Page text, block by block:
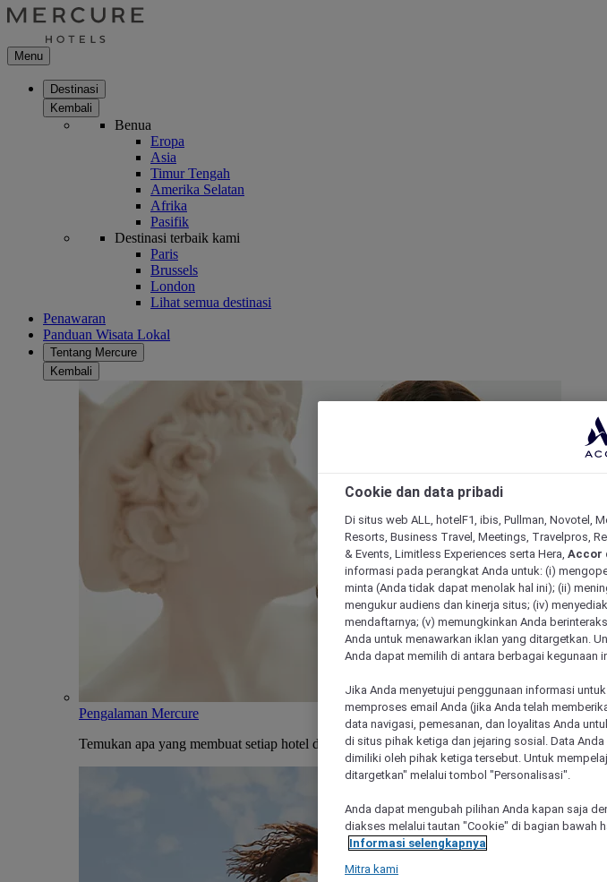
Menu
Destinasi
Kembali
Benua
Eropa
Asia
Timur Tengah
Amerika Selatan
Afrika
Pasifik
Destinasi terbaik kami
Paris
Brussels
London
Lihat semua destinasi
Penawaran
Panduan Wisata Lokal
Tentang Mercure
Kembali
Pengalaman Mercure
Temukan apa yang membuat setiap hotel dan penginapan Mercure unik
Cookie dan data pribadi
Di situs web ALL, hotelF1, ibis, Pullman, Novotel,
Resorts, Business Travel, Meetings, Travelpros,
& Events, Limitless Experiences serta Hera, Accor
informasi pada perangkat Anda untuk: (i)
minta (Anda tidak dapat menolak hal ini); (ii)
mengukur audiens dan kinerja situs; (iv)
mendaftarnya; (v) memungkinkan Anda
Anda untuk menawarkan iklan yang ditargetkan.
Anda dapat memilih di antara berbagai
Jika Anda menyetujui penggunaan informasi
memproses email Anda (jika Anda telah
data navigasi, pemesanan, dan loyalitas Anda
di situs pihak ketiga dan jejaring sosial. Data
dimiliki oleh pihak ketiga tersebut. Untuk
ditargetkan" melalui tombol "Personalisasi".
Anda dapat mengubah pilihan Anda kapan saja
diakses melalui tautan "Cookie" di bagian bawah
Informasi selengkapnya
Mitra kami